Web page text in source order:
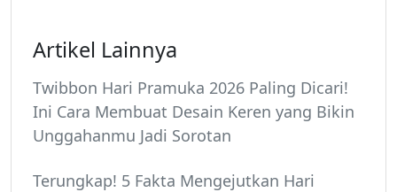
Artikel Lainnya
Twibbon Hari Pramuka 2026 Paling Dicari!
Ini Cara Membuat Desain Keren yang Bikin
Unggahanmu Jadi Sorotan
Terungkap! 5 Fakta Mengejutkan Hari